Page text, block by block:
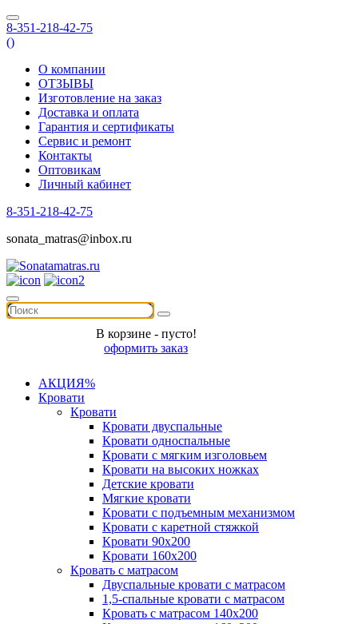
8-351-218-42-75
()
О компании
ОТЗЫВЫ
Изготовление на заказ
Доставка и оплата
Гарантия и сертификаты
Сервис и ремонт
Контакты
Оптовикам
Личный кабинет
8-351-218-42-75
sonata_matras@inbox.ru
В корзине - пусто!
оформить заказ
АКЦИЯ%
Кровати
Кровати
Кровати двуспальные
Кровати односпальные
Кровати с мягким изголовьем
Кровати на высоких ножках
Детские кровати
Мягкие кровати
Кровати с подъемным механизмом
Кровати с каретной стяжкой
Кровати 90х200
Кровати 160х200
Кровать с матрасом
Двуспальные кровати с матрасом
1,5-спальные кровати с матрасом
Кровать с матрасом 140х200